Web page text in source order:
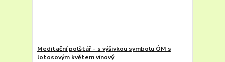
Meditační polštář - s výšivkou symbolu ÓM s
lotosovým květem vínový